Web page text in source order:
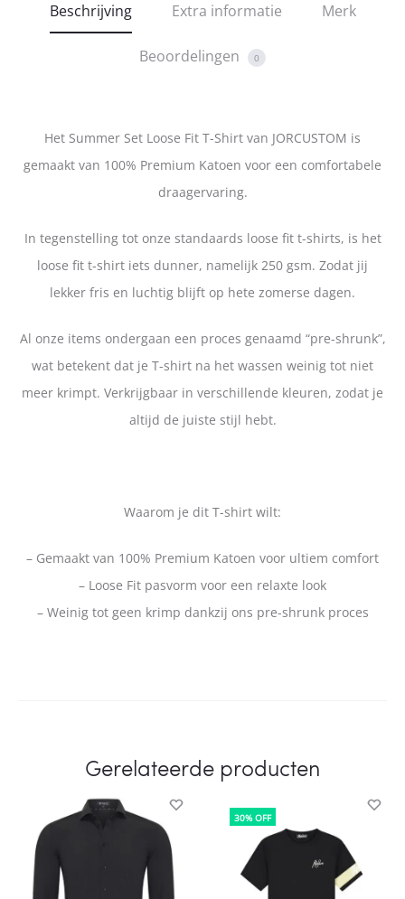
Beschrijving Extra informatie Merk
Beoordelingen 0
Het Summer Set Loose Fit T-Shirt van JORCUSTOM is
gemaakt van 100% Premium Katoen voor een comfortabele
draagervaring.
In tegenstelling tot onze standaards loose fit t-shirts, is het
loose fit t-shirt iets dunner, namelijk 250 gsm. Zodat jij
lekker fris en luchtig blijft op hete zomerse dagen.
Al onze items ondergaan een proces genaamd “pre-shrunk”,
wat betekent dat je T-shirt na het wassen weinig tot niet
meer krimpt. Verkrijgbaar in verschillende kleuren, zodat je
altijd de juiste stijl hebt.
Waarom je dit T-shirt wilt:
– Gemaakt van 100% Premium Katoen voor ultiem comfort
– Loose Fit pasvorm voor een relaxte look
– Weinig tot geen krimp dankzij ons pre-shrunk proces
Gerelateerde producten
30% OFF